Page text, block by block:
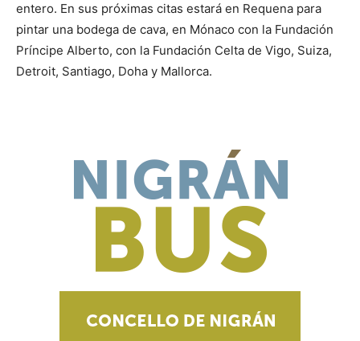
entero. En sus próximas citas estará en Requena para
pintar una bodega de cava, en Mónaco con la Fundación
Príncipe Alberto, con la Fundación Celta de Vigo, Suiza,
Detroit, Santiago, Doha y Mallorca.